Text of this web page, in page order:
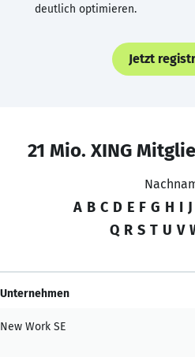
deutlich optimieren.
Jetzt
21 Mio. XING
A B C D E F G H I J
Q R S T U V
Unternehmen
New Work SE